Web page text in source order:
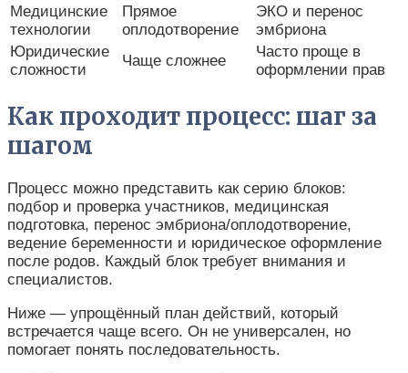
Медицинские
технологии
Прямое
оплодотворение
ЭКО и перенос
эмбриона
Юридические
сложности
Чаще сложнее
Часто проще в
оформлении прав
Как проходит процесс: шаг за
шагом
Процесс можно представить как серию блоков:
подбор и проверка участников, медицинская
подготовка, перенос эмбриона/оплодотворение,
ведение беременности и юридическое оформление
после родов. Каждый блок требует внимания и
специалистов.
Ниже — упрощённый план действий, который
встречается чаще всего. Он не универсален, но
помогает понять последовательность.